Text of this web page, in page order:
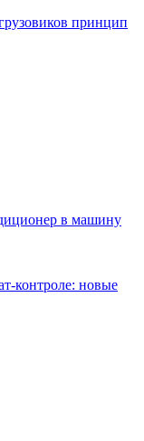
принцип
в машину
контроле: новые